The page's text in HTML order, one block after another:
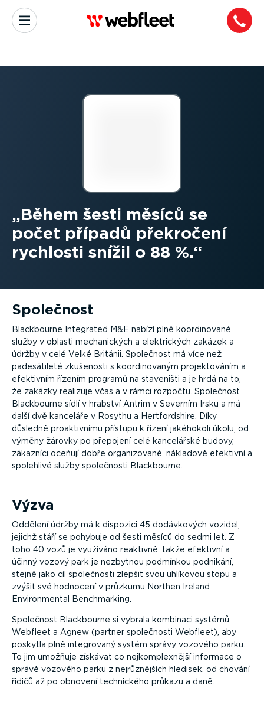
Během šesti měsíců se
počet případů překročení
rychlosti snížil o 88 %.
Společnost
Blackbourne Integrated M&E nabízí plně koordinované
služby v oblasti mechanických a elektrických zakázek a
údržby v celé Velké Británii. Společnost má více než
padesátileté zkušenosti s koordinovaným projektováním a
efektivním řízením programů na staveništi a je hrdá na to,
že zakázky realizuje včas a v rámci rozpočtu. Společnost
Blackbourne sídlí v hrabství Antrim v Severním Irsku a má
další dvě kanceláře v Rosythu a Hertfordshire. Díky
důsledně proaktivnímu přístupu k řízení jakéhokoli úkolu, od
výměny žárovky po přepojení celé kancelářské budovy,
zákazníci oceňují dobře organizované, nákladově efektivní a
spolehlivé služby společnosti Blackbourne.
Výzva
Oddělení údržby má k dispozici 45 dodávkových vozidel,
jejichž stáří se pohybuje od šesti měsíců do sedmi let. Z
toho 40 vozů je využíváno reaktivně, takže efektivní a
účinný vozový park je nezbytnou podmínkou podnikání,
stejně jako cíl společnosti zlepšit svou uhlíkovou stopu a
zvýšit své hodnocení v průzkumu Northen Ireland
Environmental Benchmarking.
Společnost Blackbourne si vybrala kombinaci systémů
Webfleet a Agnew (partner společnosti Webfleet), aby
poskytla plně integrovaný systém správy vozového parku.
To jim umožňuje získávat co nejkomplexnější informace o
správě vozového parku z nejrůznějších hledisek, od chování
řidičů až po obnovení technického průkazu a daně.